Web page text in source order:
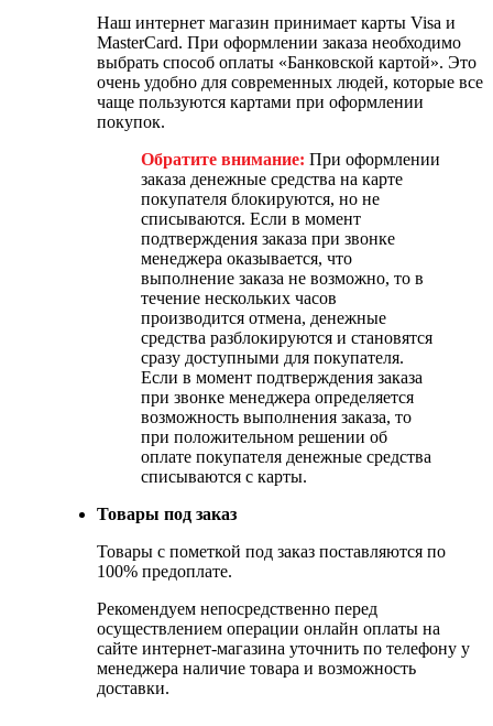
Наш интернет магазин принимает карты Visa и
MasterCard. При оформлении заказа необходимо
выбрать способ оплаты «Банковской картой». Это
очень удобно для современных людей, которые все
чаще пользуются картами при оформлении
покупок.
Обратите внимание: При оформлении
заказа денежные средства на карте
покупателя блокируются, но не
списываются. Если в момент
подтверждения заказа при звонке
менеджера оказывается, что
выполнение заказа не возможно, то в
течение нескольких часов
производится отмена, денежные
средства разблокируются и становятся
сразу доступными для покупателя.
Если в момент подтверждения заказа
при звонке менеджера определяется
возможность выполнения заказа, то
при положительном решении об
оплате покупателя денежные средства
списываются с карты.
Товары под заказ
Товары с пометкой под заказ поставляются по
100% предоплате.
Рекомендуем непосредственно перед
осуществлением операции онлайн оплаты на
сайте интернет-магазина уточнить по телефону у
менеджера наличие товара и возможность
доставки.